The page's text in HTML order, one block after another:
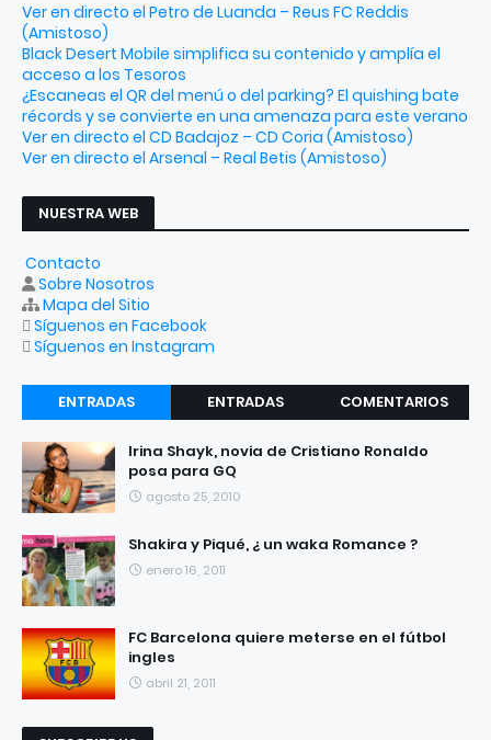
Ver en directo el Petro de Luanda – Reus FC Reddis
(Amistoso)
Black Desert Mobile simplifica su contenido y amplía el
acceso a los Tesoros
¿Escaneas el QR del menú o del parking? El quishing bate
récords y se convierte en una amenaza para este verano
Ver en directo el CD Badajoz – CD Coria (Amistoso)
Ver en directo el Arsenal – Real Betis (Amistoso)
NUESTRA WEB
Contacto
Sobre Nosotros
Mapa del Sitio
Síguenos en Facebook
Síguenos en Instagram
ENTRADAS
RECIENTES
ENTRADAS
COMENTARIOS
Irina Shayk, novia de Cristiano Ronaldo
posa para GQ
agosto 25, 2010
Shakira y Piqué, ¿ un waka Romance ?
enero 16, 2011
FC Barcelona quiere meterse en el fútbol
ingles
abril 21, 2011